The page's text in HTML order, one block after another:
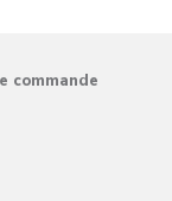
commande